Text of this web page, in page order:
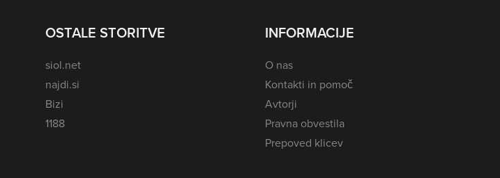
OSTALE STORITVE
siol.net
najdi.si
Bizi
1188
INFORMACIJE
O nas
Kontakti in pomoč
Avtorji
Pravna obvestila
Prepoved klicev